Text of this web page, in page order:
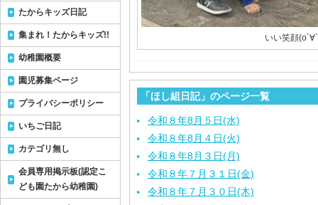
いい笑顔
「ほし組日記」のページ一覧
令和８年8月５日(水)
令和８年8月４日(火)
令和８年8月３日(月)
令和８年７月３１日(金)
令和８年７月３０日(木)
たからキッズ日記
集まれ！たからキッズ!!
幼稚園概要
園児募集ページ
プライバシーポリシー
いちご日記
カテゴリ無し
会員専用掲示板(認定こ
ども園たから幼稚園)